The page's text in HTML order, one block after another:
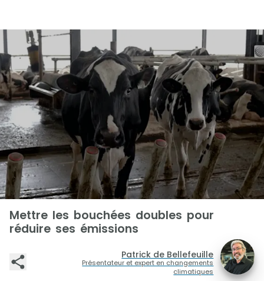
Mettre les bouchées doubles pour
réduire ses émissions
Patrick de Bellefeuille
Présentateur et expert en changements
climatiques